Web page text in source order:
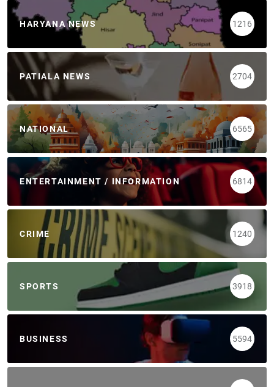
HARYANA NEWS 1216
PATIALA NEWS 2704
NATIONAL 6565
ENTERTAINMENT / INFORMATION 6814
CRIME 1240
SPORTS 3918
BUSINESS 5594